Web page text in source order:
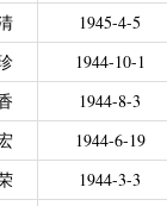
疗救助
城乡居民医保零星报
1945-4-5
1944-10-1
1944-8-3
1944-6-19
1944-3-3